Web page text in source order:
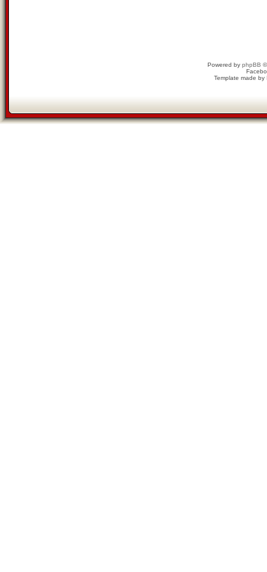
Powered by phpBB
Template made by